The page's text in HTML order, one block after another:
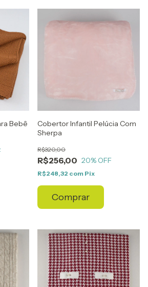
Bebê
Cobertor Infantil Pelúcia Com
Sherpa
R$256,00
R$320,00
20% OFF
R$248,32 com Pix
Comprar